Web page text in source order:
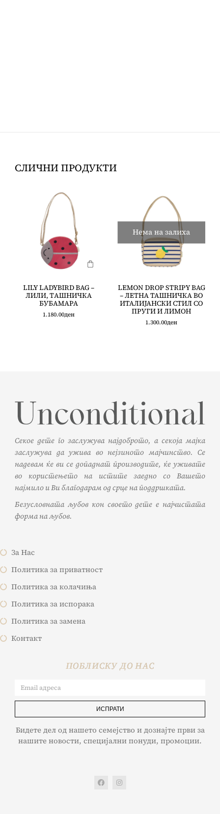
СЛИЧНИ ПРОДУКТИ
LILY LADYBIRD BAG –
ЛИЛИ, ТAШНИЧКА
БУБАМАРА
1.180.00ден
Нема на залиха
LEMON DROP STRIPY BAG
– ЛЕТНА ТАШНИЧКА ВО
ИТАЛИЈАНСКИ СТИЛ СО
ПРУГИ И ЛИМОН
1.300.00ден
Секое дете го заслужува најдоброто, а секоја мајка
заслужува да ужива во нејзиното мајчинство. Се
надевам ќе ви се допаднат производите, ќе уживате
во користењето на истите заедно со Вашето
најмило и Ви благодарам од срце на поддршката.
Безусловната љубов кон своето дете е најчистата
форма на љубов.
За Нас
Политика за приватност
Политика за колачиња
Политика за испорака
Политика за замена
Контакт
ПОБЛИСКУ ДО НАС
ИСПРАТИ
Бидете дел од нашето семејство и дознајте први за
нашите новости, специјални понуди, промоции.